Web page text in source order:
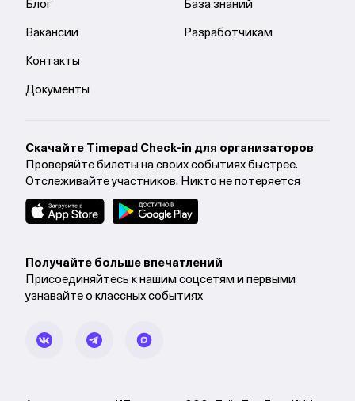
Блог
Вакансии
Контакты
Документы
База знаний
Разработчикам
Cкачайте Timepad Check-in для организаторов
Проверяйте билеты на своих событиях быстрее.
Отслеживайте участников. Никто не потеряется
Получайте больше впечатлений
Присоединяйтесь к нашим соцсетям и первыми
узнавайте о классных событиях